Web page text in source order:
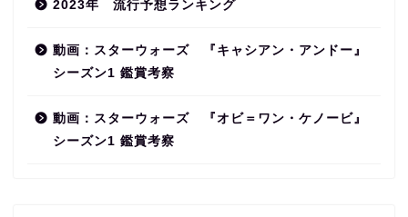
2023年 流行予想ランキング
動画：スターウォーズ 『キャシアン・アンドー』
シーズン1 鑑賞考察
動画：スターウォーズ 『オビ＝ワン・ケノービ』
シーズン1 鑑賞考察